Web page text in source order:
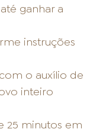
ganhar a
instruções
o auxílio de
inteiro
25 minutos em